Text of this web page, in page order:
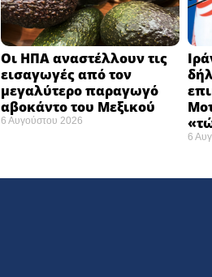
Οι ΗΠΑ αναστέλλουν τις
εισαγωγές από τον
μεγαλύτερο παραγωγό
αβοκάντο του Μεξικού ​
6 Αυγούστου 2026
6